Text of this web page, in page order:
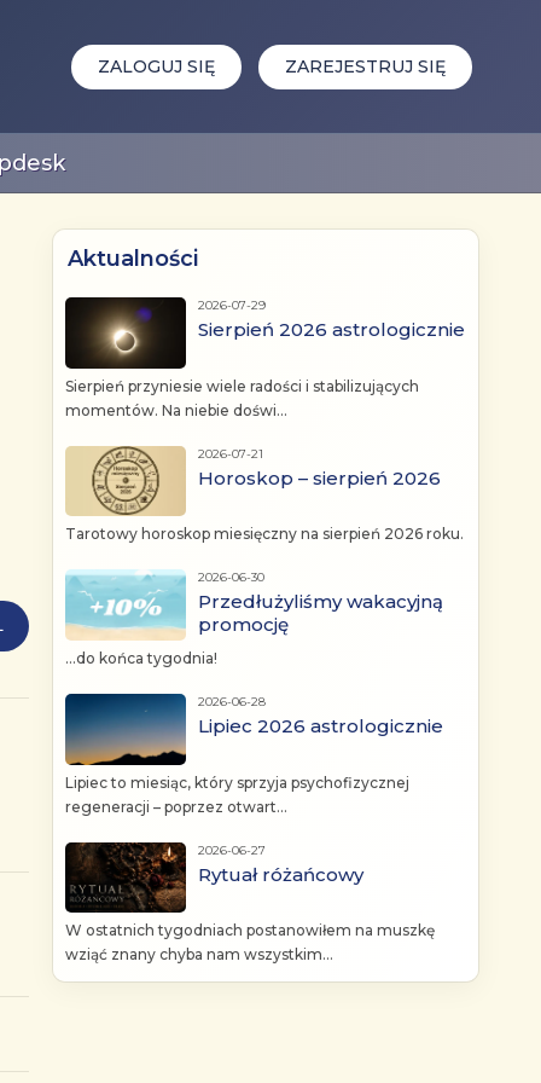
ZALOGUJ SIĘ ZAREJESTRUJ SIĘ
Aktualności
2026-07-29
Sierpień 2026 astrologicznie
Sierpień przyniesie wiele radości i stabilizujących
momentów. Na niebie doświ...
2026-07-21
Horoskop – sierpień 2026
Tarotowy horoskop miesięczny na sierpień 2026 roku.
2026-06-30
Przedłużyliśmy wakacyjną
promocję
...do końca tygodnia!
2026-06-28
Lipiec 2026 astrologicznie
Lipiec to miesiąc, który sprzyja psychofizycznej
regeneracji – poprzez otwart...
2026-06-27
Rytuał różańcowy
W ostatnich tygodniach postanowiłem na muszkę
wziąć znany chyba nam wszystkim...